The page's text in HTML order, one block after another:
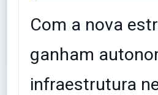
​Com a nova
ganham
infraestrutura